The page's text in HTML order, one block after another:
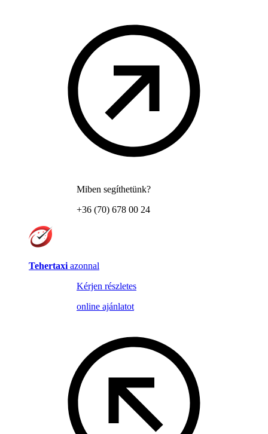
Miben segíthetünk?
+36 (70) 678 00 24
Tehertaxi azonnal
Kérjen részletes
online ajánlatot